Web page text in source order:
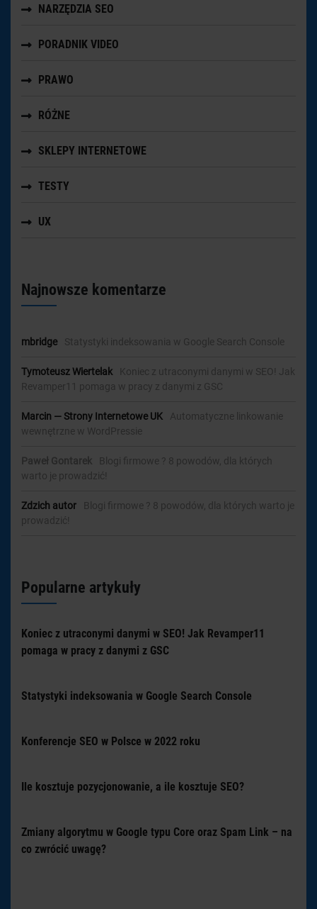
NARZĘDZIA SEO
PORADNIK VIDEO
PRAWO
RÓŻNE
SKLEPY INTERNETOWE
TESTY
UX
Najnowsze komentarze
mbridge- Statystyki indeksowania w Google Search Console
Tymoteusz Wiertelak
Koniec z utraconymi danymi w SEO! Jak
Revamper11 pomaga w pracy z danymi z GSC
Marcin — Strony Internetowe UK
Automatyczne linkowanie
wewnętrzne w WordPressie
Paweł Gontarek
Blogi firmowe ? 8 powodów, dla których
warto je prowadzić!
Zdzich autor
Blogi firmowe ? 8 powodów, dla których warto je
prowadzić!
Popularne artykuły
Koniec z utraconymi danymi w SEO! Jak Revamper11
pomaga w pracy z danymi z GSC
Statystyki indeksowania w Google Search Console
Konferencje SEO w Polsce w 2022 roku
Ile kosztuje pozycjonowanie, a ile kosztuje SEO?
Zmiany algorytmu w Google typu Core oraz Spam Link – na
co zwrócić uwagę?